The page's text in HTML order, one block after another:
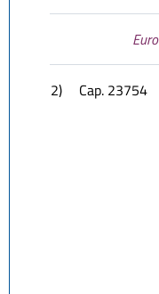
Euro
2) Cap. 23754